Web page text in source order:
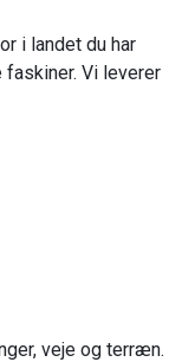
i landet du har
Vi leverer
veje og terræn.